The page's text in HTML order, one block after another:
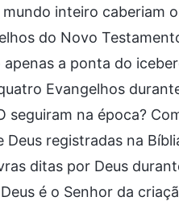
inteiro caberiam
do Novo
apenas a ponta do
Evangelhos
seguiram na época?
Deus registradas na
ditas por Deus
é o Senhor da